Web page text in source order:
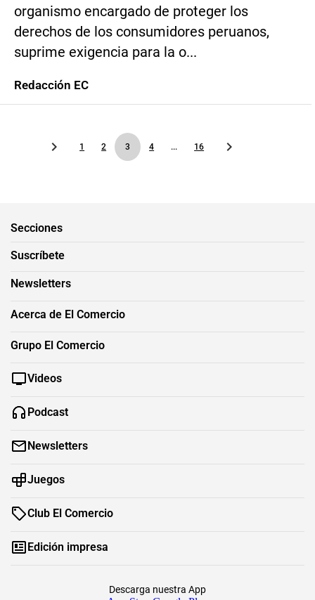
organismo encargado de proteger los
derechos de los consumidores peruanos,
suprime exigencia para la o...
Redacción EC
1 2 3 4 ... 16
Secciones
Suscríbete
Newsletters
Acerca de El Comercio
Grupo El Comercio
Videos
Podcast
Newsletters
Juegos
Club El Comercio
Edición impresa
Descarga nuestra App